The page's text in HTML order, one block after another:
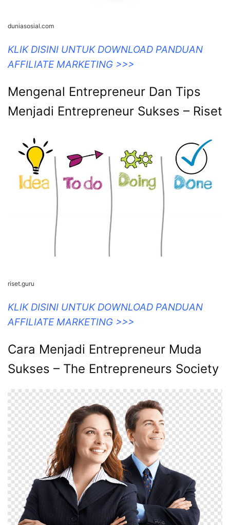
duniasosial.com
KLIK DISINI UNTUK DOWNLOAD PANDUAN
AFFILIATE MARKETING >>>
Mengenal Entrepreneur Dan Tips
Menjadi Entrepreneur Sukses – Riset
riset.guru
KLIK DISINI UNTUK DOWNLOAD PANDUAN
AFFILIATE MARKETING >>>
Cara Menjadi Entrepreneur Muda
Sukses – The Entrepreneurs Society